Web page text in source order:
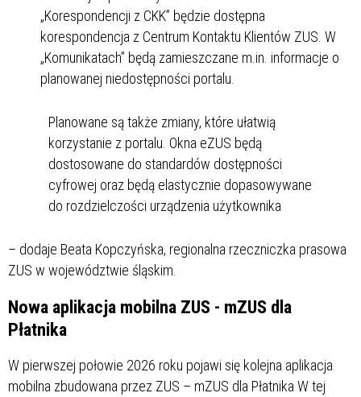
„Korespondencji z CKK” będzie dostępna
korespondencja z Centrum Kontaktu Klientów ZUS. W
„Komunikatach” będą zamieszczane m.in. informacje o
planowanej niedostępności portalu.
Planowane są także zmiany, które ułatwią
korzystanie z portalu. Okna eZUS będą
dostosowane do standardów dostępności
cyfrowej oraz będą elastycznie dopasowywane
do rozdzielczości urządzenia użytkownika
– dodaje Beata Kopczyńska, regionalna rzeczniczka prasowa
ZUS w województwie śląskim.
Nowa aplikacja mobilna ZUS - mZUS dla
Płatnika
W pierwszej połowie 2026 roku pojawi się kolejna aplikacja
mobilna zbudowana przez ZUS – mZUS dla Płatnika W tej